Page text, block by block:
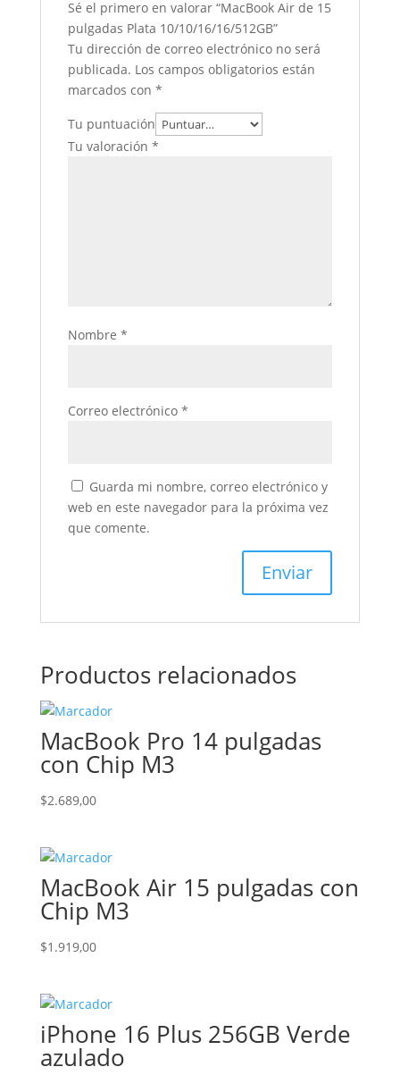
Sé el primero en valorar “MacBook Air de 15
pulgadas Plata 10/10/16/16/512GB”
Tu dirección de correo electrónico no será
publicada. Los campos obligatorios están
marcados con *
Tu puntuación
Tu valoración *
Nombre *
Correo electrónico *
Guarda mi nombre, correo electrónico y
web en este navegador para la próxima vez
que comente.
Productos relacionados
MacBook Pro 14 pulgadas
con Chip M3
$2.689,00
MacBook Air 15 pulgadas con
Chip M3
$1.919,00
iPhone 16 Plus 256GB Verde
azulado